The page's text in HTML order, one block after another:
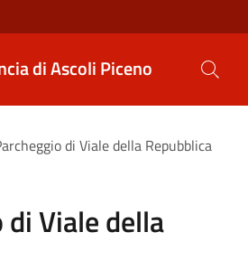
di Ascoli Piceno
di Viale della Repubblica
Viale della